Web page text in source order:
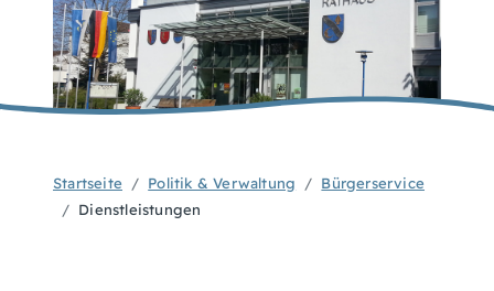
Startseite Politik & Verwaltung
Bürgerservice
Dienstleistungen